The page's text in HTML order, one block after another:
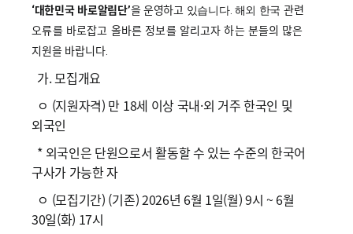
‘대한민국 바로알림단’을운영하고 있습니다. 해외 한국 관련
오류를 바로잡고 올바른 정보를 알리고자 하는 분들의 많은
지원을 바랍니다.
가. 모집개요
ㅇ (지원자격) 만 18세 이상 국내·외 거주 한국인 및
외국인
* 외국인은 단원으로서 활동할 수 있는 수준의 한국어
구사가 가능한 자
ㅇ (모집기간) (기존) 2026년 6월 1일(월) 9시 ~ 6월
30일(화) 17시